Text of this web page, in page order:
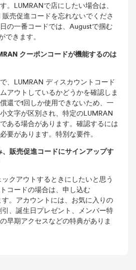
。LUMRANで店にしたい場合は、
売促進コードを忘れないでくださ
の一番コードでは、Augustで掴む
できます。
クーポンコードが機能するのは
、LUMRAN ディスカウントコード
アウトしているかどうかを確認しま
還で1回しか使用できないため、一
文字が区別され、特定のLUMRAN
ある場合があります。確認するには
要があります。特別な要件。
販売促進コードにサインアップす
クアウトするときにしたいと思う
コードの場合は、申し込む
。アカウントには、お気に入りの
、誕生日プレゼント、メンバー特
早期アクセスなどの特典がありま